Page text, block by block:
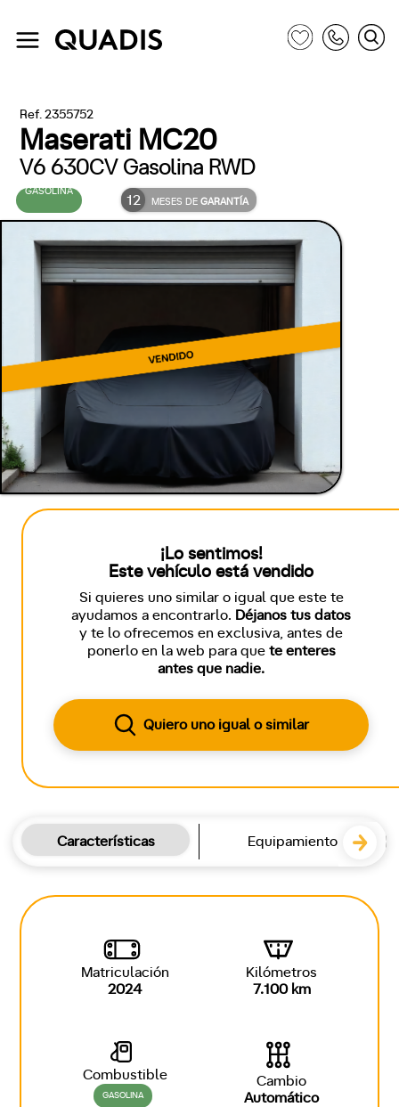
Ref. 2355752
Maserati MC20
V6 630CV Gasolina RWD
GASOLINA
12 MESES DEGARANTÍA
¡Lo sentimos!
Este vehículo está vendido
Si quieres uno similar o igual que este te
ayudamos a encontrarlo. Déjanos tus datos
y te lo ofrecemos en exclusiva, antes de
ponerlo en la web para que te enteres
antes que nadie.
Quiero uno igual o similar
Características Equipamiento
Matriculación
2024
Kilómetros
7.100 km
Combustible
GASOLINA
Cambio
Automático